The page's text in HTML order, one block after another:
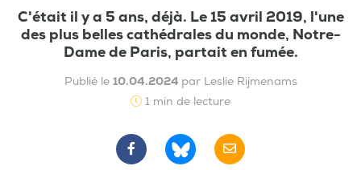
C'était il y a 5 ans, déjà. Le 15 avril 2019, l'une
des plus belles cathédrales du monde, Notre-
Dame de Paris, partait en fumée.
Publié le 10.04.2024 par Leslie Rijmenams
1 min de lecture